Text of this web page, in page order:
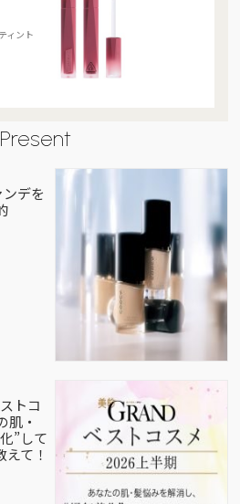
ィント
Present
デを
トコ
肌・
”して
て！